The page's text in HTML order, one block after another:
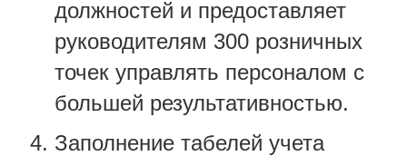
должностей и предоставляет
руководителям 300 розничных
точек управлять персоналом с
большей результативностью.
Заполнение табелей учета